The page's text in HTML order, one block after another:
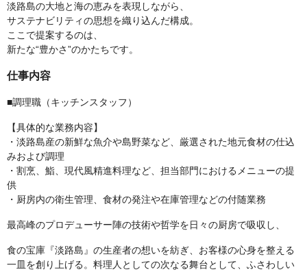
淡路島の大地と海の恵みを表現しながら、
サステナビリティの思想を織り込んだ構成。
ここで提案するのは、
新たな“豊かさ”のかたちです。
仕事内容
■調理職（キッチンスタッフ）
【具体的な業務内容】
・淡路島産の新鮮な魚介や島野菜など、厳選された地元食材の仕込
みおよび調理
・割烹、鮨、現代風精進料理など、担当部門におけるメニューの提
供
・厨房内の衛生管理、食材の発注や在庫管理などの付随業務
最高峰のプロデューサー陣の技術や哲学を日々の厨房で吸収し、
食の宝庫『淡路島』の生産者の想いを紡ぎ、お客様の心身を整える
一皿を創り上げる。料理人としての次なる舞台として、ふさわしい